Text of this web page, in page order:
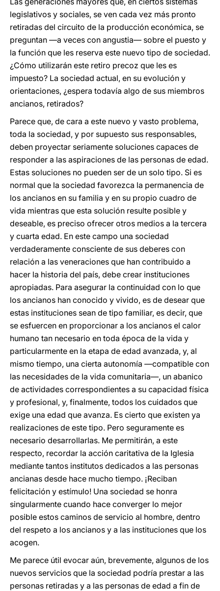
legislativos y sociales, se ven cada vez más pronto
retiradas del circuito de la producción económica, se
preguntan —a veces con angustia— sobre el puesto y
la función que les reserva este nuevo tipo de sociedad.
¿Cómo utilizarán este retiro precoz que les es
impuesto? La sociedad actual, en su evolución y
orientaciones, ¿espera todavía algo de sus miembros
ancianos, retirados?
Parece que, de cara a este nuevo y vasto problema,
toda la sociedad, y por supuesto sus responsables,
deben proyectar seriamente soluciones capaces de
responder a las aspiraciones de las personas de edad.
Estas soluciones no pueden ser de un solo tipo. Si es
normal que la sociedad favorezca la permanencia de
los ancianos en su familia y en su propio cuadro de
vida mientras que esta solución resulte posible y
deseable, es preciso ofrecer otros medios a la tercera
y cuarta edad. En este campo una sociedad
verdaderamente consciente de sus deberes con
relación a las veneraciones que han contribuido a
hacer la historia del país, debe crear instituciones
apropiadas. Para asegurar la continuidad con lo que
los ancianos han conocido y vivido, es de desear que
estas instituciones sean de tipo familiar, es decir, que
se esfuercen en proporcionar a los ancianos el calor
humano tan necesario en toda época de la vida y
particularmente en la etapa de edad avanzada, y, al
mismo tiempo, una cierta autonomía —compatible con
las necesidades de la vida comunitaria—, un abanico
de actividades correspondientes a su capacidad física
y profesional, y, finalmente, todos los cuidados que
exige una edad que avanza. Es cierto que existen ya
realizaciones de este tipo. Pero seguramente es
necesario desarrollarlas. Me permitirán, a este
respecto, recordar la acción caritativa de la Iglesia
mediante tantos institutos dedicados a las personas
ancianas desde hace mucho tiempo. ¡Reciban
felicitación y estímulo! Una sociedad se honra
singularmente cuando hace converger lo mejor
posible estos caminos de servicio al hombre, dentro
del respeto a los ancianos y a las instituciones que los
acogen.
Me parece útil evocar aún, brevemente, algunos de los
nuevos servicios que la sociedad podría prestar a las
personas retiradas y a las personas de edad a fin de